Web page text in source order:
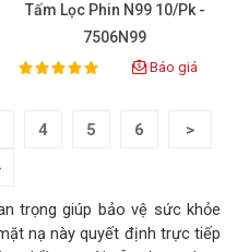
Tấm Lọc Phin N99 10/Pk -
7506N99
Rating:
100% Báo giá
4 5 6
>
trọng giúp bảo vệ sức khỏe
nạ này quyết định trực tiếp